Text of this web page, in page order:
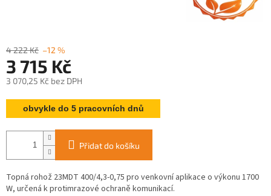
4 222 Kč –12 %
3 715 Kč
3 070,25 Kč bez DPH
Měrná
cena:obvykle do 5 pracovních dnů
Přidat do košíku
Topná rohož 23MDT 400/4,3-0,75 pro venkovní aplikace o výkonu 1700
W, určená k protimrazové ochraně komunikací.